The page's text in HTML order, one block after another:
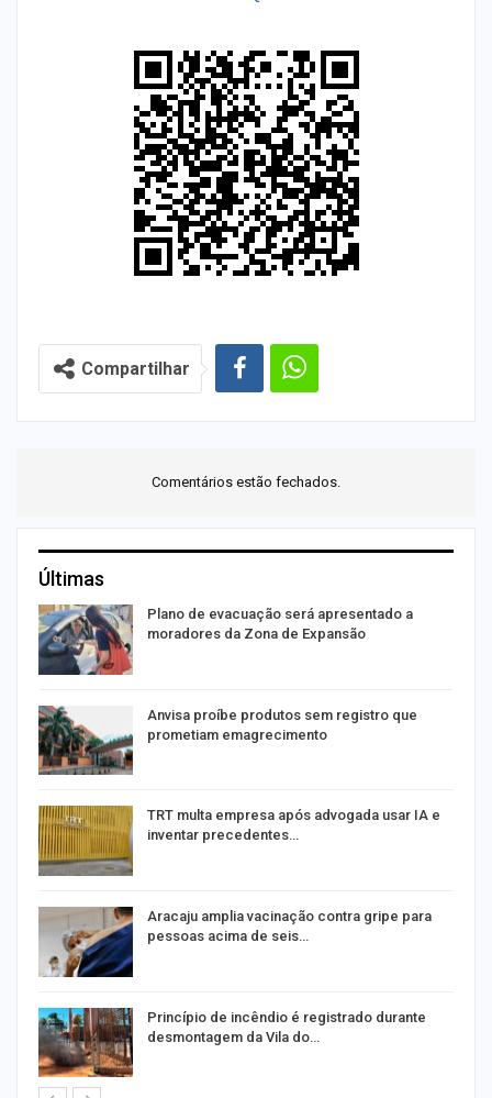
Compartilhar
Comentários estão fechados.
Últimas
Plano de evacuação será apresentado a
moradores da Zona de Expansão
Anvisa proíbe produtos sem registro que
prometiam emagrecimento
TRT multa empresa após advogada usar IA e
inventar precedentes…
Aracaju amplia vacinação contra gripe para
pessoas acima de seis…
Princípio de incêndio é registrado durante
desmontagem da Vila do…